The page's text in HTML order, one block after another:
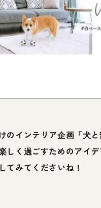
のインテリア企画「犬
しく過ごすためのアイ
てみてくださいね！